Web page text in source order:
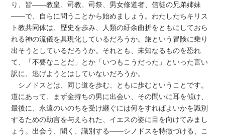
り、皆――教皇、司教、司祭、男女修道者、信徒の兄弟姉妹
――で、自らに問うことから始めましょう。わたしたちキリス
ト教共同体は、歴史を歩み、人類の紆余曲折をともにしておら
れる神の流儀を具現化しているだろうか。旅という冒険に乗り
出そうとしているだろうか。それとも、未知なるものを恐れ
て、「不要なことだ」とか「いつもこうだった」といった言い
訳に、逃げようとはしていないだろうか。
シノドスとは、同じ道を歩む、ともに歩むということです。
道にあって、まず金持ちの男に出会い、その問いに耳を傾け、
最後に、永遠のいのちを受け継ぐには何をすればよいかを識別
するための助言を与えられた、イエスの姿に目を向けてみまし
ょう。出会う、聞く、識別する――シノドスを特徴づける、こ